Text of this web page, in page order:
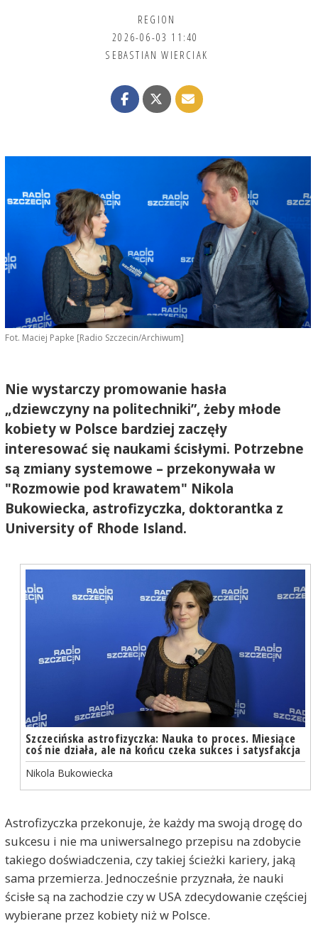
REGION
2026-06-03 11:40
SEBASTIAN WIERCIAK
Fot. Maciej Papke [Radio Szczecin/Archiwum]
Nie wystarczy promowanie hasła
„dziewczyny na politechniki”, żeby młode
kobiety w Polsce bardziej zaczęły
interesować się naukami ścisłymi. Potrzebne
są zmiany systemowe – przekonywała w
"Rozmowie pod krawatem" Nikola
Bukowiecka, astrofizyczka, doktorantka z
University of Rhode Island.
Szczecińska astrofizyczka: Nauka to proces. Miesiące
coś nie działa, ale na końcu czeka sukces i satysfakcja
Nikola Bukowiecka
Astrofizyczka przekonuje, że każdy ma swoją drogę do
sukcesu i nie ma uniwersalnego przepisu na zdobycie
takiego doświadczenia, czy takiej ścieżki kariery, jaką
sama przemierza. Jednocześnie przyznała, że nauki
ścisłe są na zachodzie czy w USA zdecydowanie częściej
wybierane przez kobiety niż w Polsce.